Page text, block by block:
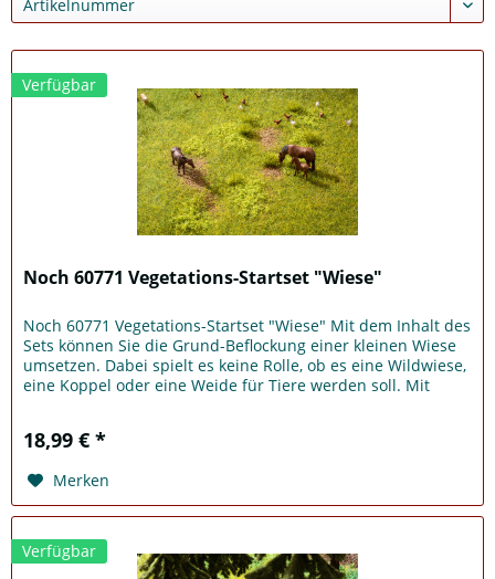
Verfügbar
Noch 60771 Vegetations-Startset "Wiese"
Noch 60771 Vegetations-Startset "Wiese" Mit dem Inhalt des
Sets können Sie die Grund-Beflockung einer kleinen Wiese
umsetzen. Dabei spielt es keine Rolle, ob es eine Wildwiese,
eine Koppel oder eine Weide für Tiere werden soll. Mit
18,99 € *
Merken
Verfügbar